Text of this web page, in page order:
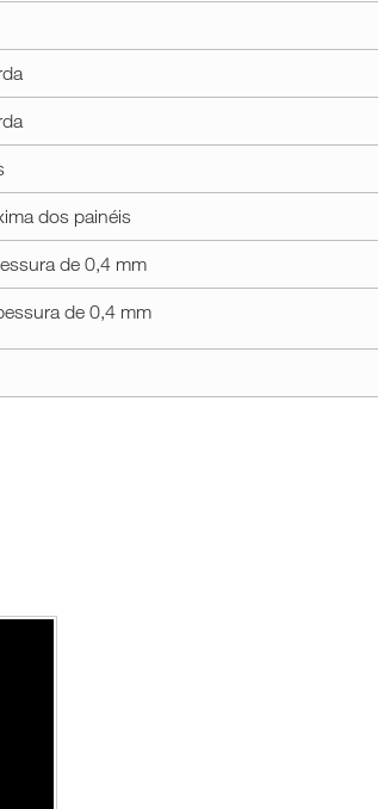
dos painéis
de 0,4 mm
de 0,4 mm